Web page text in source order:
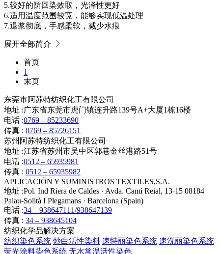
5.较好的防回染效取，光泽性更好
6.适用温度范围较宽，能够实现低温处理
7.退浆彻底，手感柔软，减少水痕
展开全部简介
首页
1
末页
东莞市阿苏特纺织化工有限公司
地址 :广东省东莞市虎门镇连升路139号A+大厦1栋16楼
电话 :0769 – 85233690
传真 : 0769 – 85726151
苏州阿苏特纺织化工有限公司
地址 :江苏省苏州市吴中区郭巷金丝港路51号
电话 :0512 – 65935981
传真 : 0512 – 65935982
APLICACIÓN Y SUMINISTROS TEXTILES,S.A.
地址 :Pol. Ind Riera de Caldes · Avda. Camí Reial, 13-15 08184
Palau-Solità I Plegamans · Barcelona (Spain)
电话 :34 – 938647111/938647139
传真 : 34 – 938645104
纺织化学品解决方案
纺织染色系统 炒白活性染料 速特丽染色系统 速洗丽染色系统
荧光涂料染色系统 无水常温活性染色